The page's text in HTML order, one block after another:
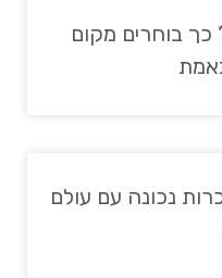
כך בוחרים מקום
נכונה עם עולם